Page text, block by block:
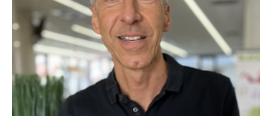
Downloads
07142 43561
INFO@TSVBIETIGHEIM.DE